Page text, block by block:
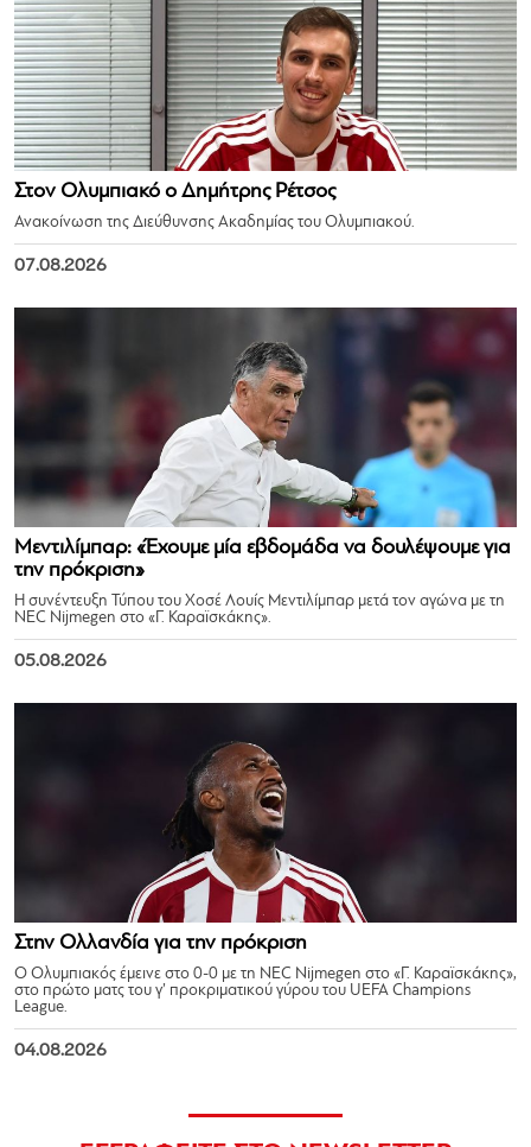
Στον Ολυμπιακό ο Δημήτρης Ρέτσος
Ανακοίνωση της Διεύθυνσης Ακαδημίας του Ολυμπιακού.
07.08.2026
Μεντιλίμπαρ: «Έχουμε μία εβδομάδα να δουλέψουμε για
την πρόκριση»
Η συνέντευξη Τύπου του Χοσέ Λουίς Μεντιλίμπαρ μετά τον αγώνα με τη
NEC Nijmegen στο «Γ. Καραϊσκάκης».
05.08.2026
Στην Ολλανδία για την πρόκριση
Ο Ολυμπιακός έμεινε στο 0-0 με τη NEC Nijmegen στο «Γ. Καραϊσκάκης»,
στο πρώτο ματς του γ’ προκριματικού γύρου του UEFA Champions
League.
04.08.2026